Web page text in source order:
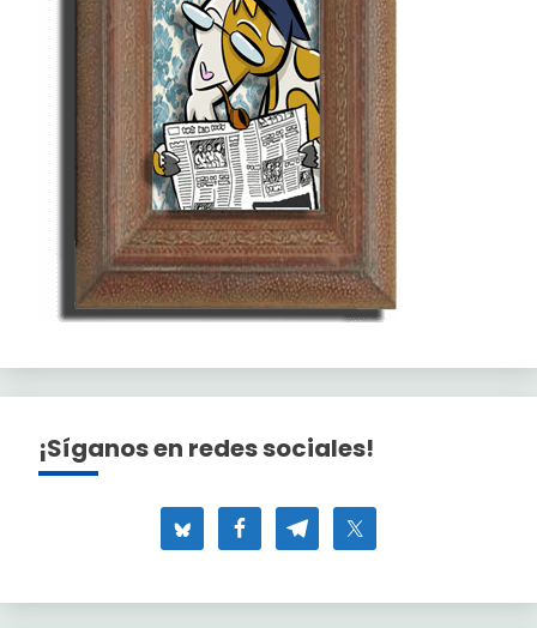
¡Síganos en redes sociales!